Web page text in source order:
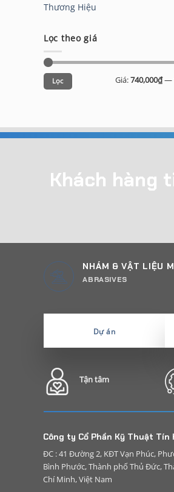
Thương Hiệu
Lọc theo giá
Giá
thấp
nhất
Giá
cao
nhất
Lọc Giá:740,000₫—
Khách hàng
NHÁM & VẬT LIỆU
ABRASIVES
Dự án
Tận tâm
Công ty Cổ Phần Kỹ Thuật Tín
ĐC : 41 Đường 2, KĐT Vạn Phúc,
Bình Phước, Thành phố Thủ Đức,
Chí Minh, Việt Nam